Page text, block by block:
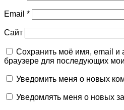
Email *
Сайт
Сохранить моё имя, email и
браузере для последующих
Уведомить меня о новых
Уведомлять меня о новых